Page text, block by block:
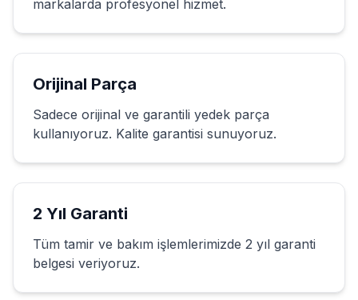
markalarda profesyonel hizmet.
Orijinal Parça
Sadece orijinal ve garantili yedek parça
kullanıyoruz. Kalite garantisi sunuyoruz.
2 Yıl Garanti
Tüm tamir ve bakım işlemlerimizde 2 yıl garanti
belgesi veriyoruz.